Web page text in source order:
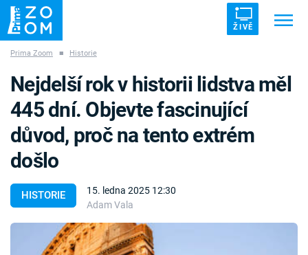
ŽIVĚ
ZÁHADY VETŘELCI DÁVNOVĚKU
Témata
Témata
Prima Zoom ■ Historie
HISTORIE
15. ledna 2025 12:30
Adam Vala
Nejdelší rok v historii lidstva měl
445 dní. Objevte fascinující
důvod, proč na tento extrém
došlo